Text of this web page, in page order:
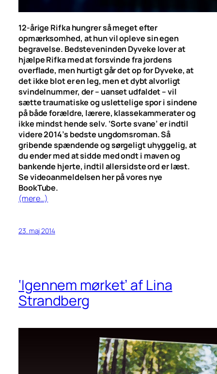
12-årige Rifka hungrer så meget efter
opmærksomhed, at hun vil opleve sin egen
begravelse. Bedsteveninden Dyveke lover at
hjælpe Rifka med at forsvinde fra jordens
overflade, men hurtigt går det op for Dyveke, at
det ikke blot er en leg, men et dybt alvorligt
svindelnummer, der – uanset udfaldet – vil
sætte traumatiske og uslettelige spor i sindene
på både forældre, lærere, klassekammerater og
ikke mindst hende selv. ‘Sorte svane’ er indtil
videre 2014’s bedste ungdomsroman. Så
gribende spændende og sørgeligt uhyggelig, at
du ender med at sidde med ondt i maven og
bankende hjerte, indtil allersidste ord er læst.
Se videoanmeldelsen her på vores nye
BookTube.
(mere…)
23. maj 2014
‘Igennem mørket’ af Lina
Strandberg